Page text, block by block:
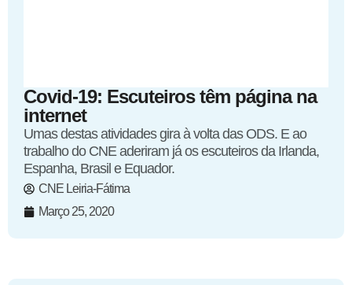
Covid-19: Escuteiros têm página na
internet
Umas destas atividades gira à volta das ODS. E ao
trabalho do CNE aderiram já os escuteiros da Irlanda,
Espanha, Brasil e Equador.
CNE Leiria-Fátima
Março 25, 2020